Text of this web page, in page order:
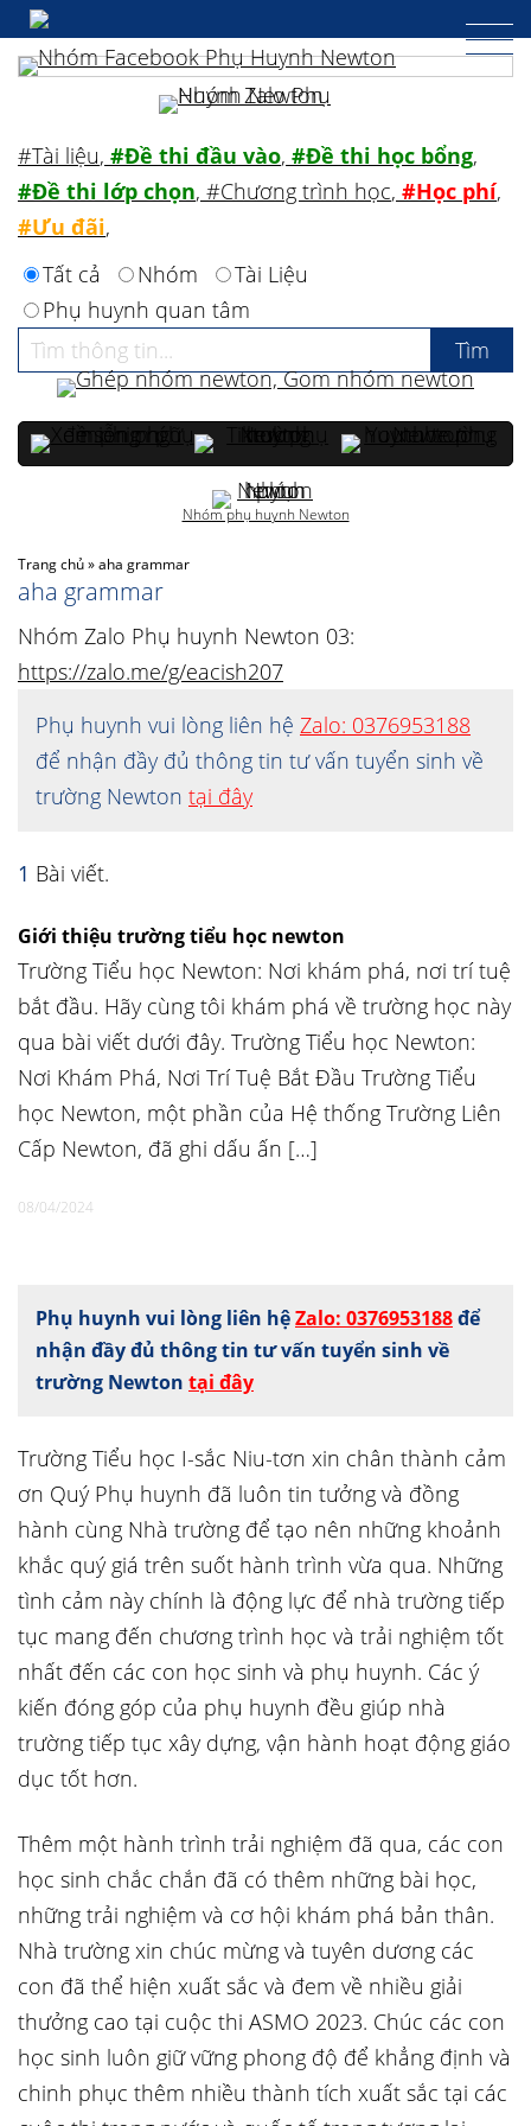
Trang chủ»aha grammar
aha grammar
Nhóm Zalo Phụ huynh Newton 03:
https://zalo.me/g/eacish207
Phụ huynh vui lòng liên hệ Zalo: 0376953188
để nhận đầy đủ thông tin tư vấn tuyển sinh về
trường Newton tại đây
1 Bài viết.
Giới thiệu trường tiểu học newton
Trường Tiểu học Newton: Nơi khám phá, nơi trí tuệ
bắt đầu. Hãy cùng tôi khám phá về trường học này
qua bài viết dưới đây. Trường Tiểu học Newton:
Nơi Khám Phá, Nơi Trí Tuệ Bắt Đầu Trường Tiểu
học Newton, một phần của Hệ thống Trường Liên
Cấp Newton, đã ghi dấu ấn […]
08/04/2024
Phụ huynh vui lòng liên hệZalo: 0376953188để
nhận đầy đủ thông tin tư vấn tuyển sinh về
trường Newton tại đây
Trường Tiểu học I-sắc Niu-tơn xin chân thành cảm
ơn Quý Phụ huynh đã luôn tin tưởng và đồng
hành cùng Nhà trường để tạo nên những khoảnh
khắc quý giá trên suốt hành trình vừa qua. Những
tình cảm này chính là động lực để nhà trường tiếp
tục mang đến chương trình học và trải nghiệm tốt
nhất đến các con học sinh và phụ huynh. Các ý
kiến đóng góp của phụ huynh đều giúp nhà
trường tiếp tục xây dựng, vận hành hoạt động giáo
dục tốt hơn.
Thêm một hành trình trải nghiệm đã qua, các con
học sinh chắc chắn đã có thêm những bài học,
những trải nghiệm và cơ hội khám phá bản thân.
Nhà trường xin chúc mừng và tuyên dương các
con đã thể hiện xuất sắc và đem về nhiều giải
thưởng cao tại cuộc thi ASMO 2023. Chúc các con
học sinh luôn giữ vững phong độ để khẳng định và
chinh phục thêm nhiều thành tích xuất sắc tại các
#Tài liệu, #Đề thi đầu vào, #Đề thi học bổng,
#Đề thi lớp chọn, #Chương trình học, #Học phí,
#Ưu đãi,
Tất cả
Nhóm
Tài Liệu
Phụ huynh quan tâm
Nhóm phụ huynh Newton